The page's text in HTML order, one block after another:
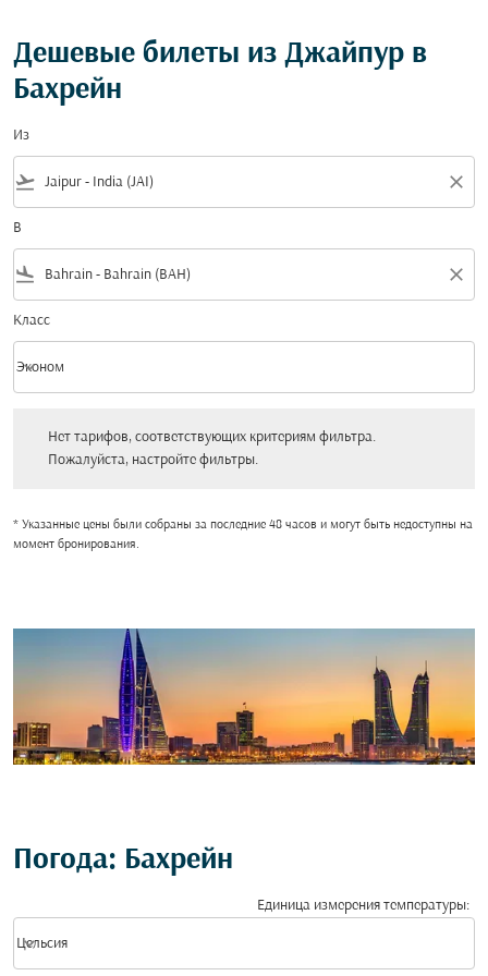
Дешевые билеты из Джайпур в
Бахрейн
Из
flight_takeoff close
В
flight_land close
Класс
Класс option Эконом Selected
Эконом
keyboard_arrow_down
Нет тарифов, соответствующих критериям фильтра.
Пожалуйста, настройте фильтры.
* Указанные цены были собраны за последние 48 часов и могут быть недоступны на
момент бронирования.
Погода: Бахрейн
Единица измерения температуры:
Цельсия
keyboard_arrow_down